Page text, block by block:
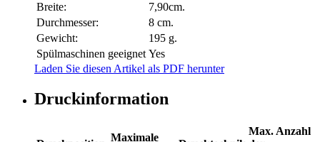
Breite:
7,90cm.
Durchmesser:
8 cm.
Gewicht:
195 g.
Spülmaschinen geeignet Yes
Laden Sie diesen Artikel als PDF herunter
Druckinformation
Maximale
Max. Anzahl